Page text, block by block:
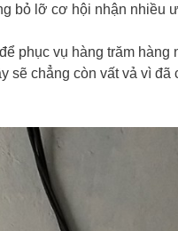
bỏ lỡ cơ hội nhận nhiều
phục vụ hàng trăm hàng
chẳng còn vất vả vì đã